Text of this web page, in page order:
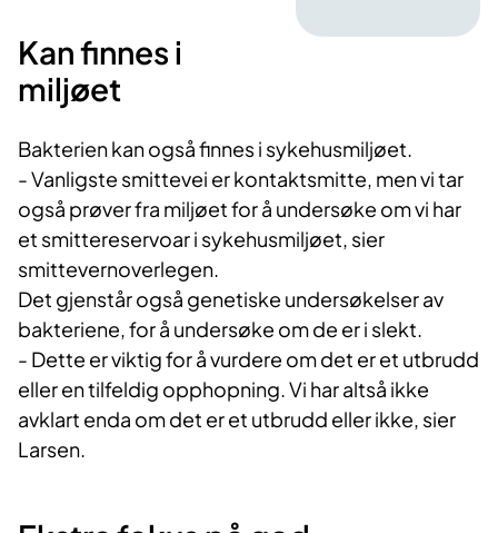
Kan finnes i
miljøet
Bakterien kan også finnes i sykehusmiljøet.
- Vanligste smittevei er kontaktsmitte, men vi tar
også prøver fra miljøet for å undersøke om vi har
et smittereservoar i sykehusmiljøet, sier
smittevernoverlegen.
Det gjenstår også genetiske undersøkelser av
bakteriene, for å undersøke om de er i slekt.
- Dette er viktig for å vurdere om det er et utbrudd
eller en tilfeldig opphopning. Vi har altså ikke
avklart enda om det er et utbrudd eller ikke, sier
Larsen.